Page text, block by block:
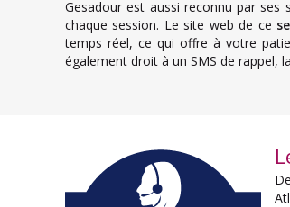
Gesadour est aussi reconnu par ses
chaque session. Le site web de ce
temps réel, ce qui offre à votre
également droit à un SMS de rappel,